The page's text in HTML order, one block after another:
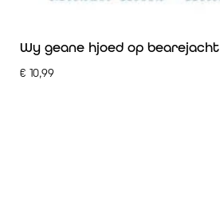
Wy geane hjoed op bearejacht
€ 10,99